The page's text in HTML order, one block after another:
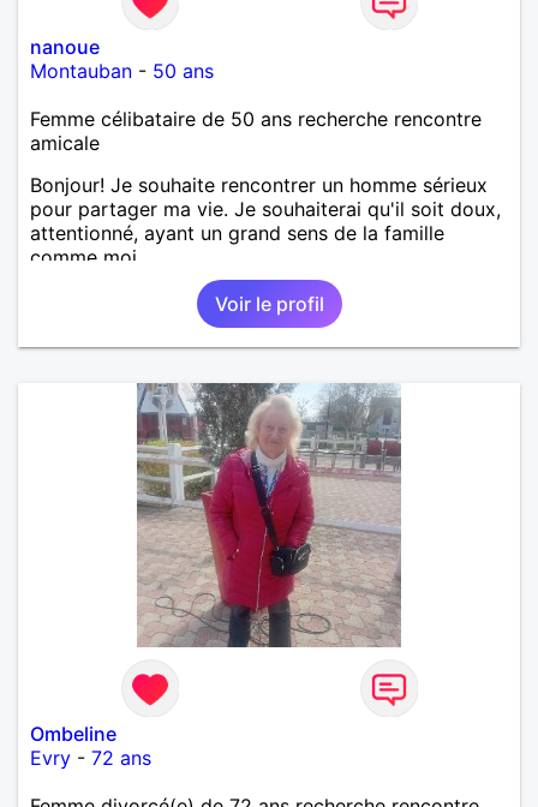
nanoue
Montauban - 50 ans
Femme célibataire de 50 ans recherche rencontre
amicale
Bonjour! Je souhaite rencontrer un homme sérieux
pour partager ma vie. Je souhaiterai qu'il soit doux,
attentionné, ayant un grand sens de la famille
comme moi.
Voir le profil
Ombeline
Evry - 72 ans